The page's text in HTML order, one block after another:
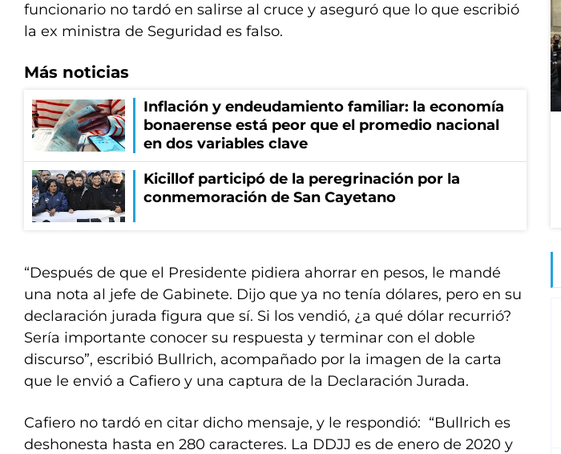
funcionario no tardó en salirse al cruce y aseguró que lo que escribió
la ex ministra de Seguridad es falso.
Más noticias
Inflación y endeudamiento familiar: la economía
bonaerense está peor que el promedio nacional
en dos variables clave
Kicillof participó de la peregrinación por la
conmemoración de San Cayetano
“Después de que el Presidente pidiera ahorrar en pesos, le mandé
una nota al jefe de Gabinete. Dijo que ya no tenía dólares, pero en su
declaración jurada figura que sí. Si los vendió, ¿a qué dólar recurrió?
Sería importante conocer su respuesta y terminar con el doble
discurso”, escribió Bullrich, acompañado por la imagen de la carta
que le envió a Cafiero y una captura de la Declaración Jurada.
Cafiero no tardó en citar dicho mensaje, y le respondió: “Bullrich es
deshonesta hasta en 280 caracteres. La DDJJ es de enero de 2020 y